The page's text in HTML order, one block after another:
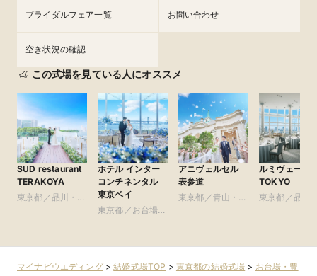
ブライダルフェア一覧 お問い合わせ
空き状況の確認
この式場を見ている人にオススメ
SUD restaurant
TERAKOYA
東京都／品川・目
ホテル インター
コンチネンタル
東京ベイ
東京都／お台場・
リア
アニヴェルセル
表参道
東京都／青山・表
ルミヴェール
TOKYO
東京都／品川
マイナビウエディング>結婚式場TOP > 東京都の結婚式場 > お台場・豊